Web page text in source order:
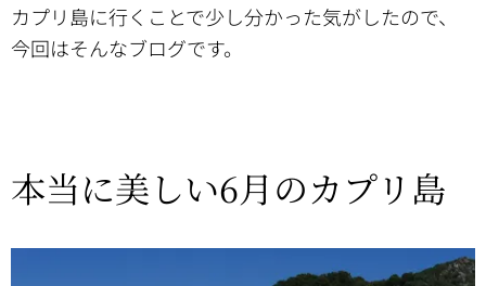
カプリ島に行くことで少し分かった気がしたので、
今回はそんなブログです。
本当に美しい6月のカプリ島